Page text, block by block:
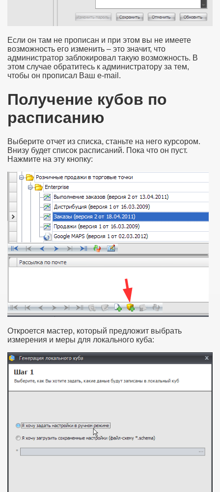
Если он там не прописан и при этом вы не имеете
возможность его изменить – это значит, что
администратор заблокировал такую возможность. В
этом случае обратитесь к администратору за тем,
чтобы он прописал Ваш e-mail.
Получение кубов по
расписанию
Выберите отчет из списка, станьте на него курсором.
Внизу будет список расписаний. Пока что он пуст.
Нажмите на эту кнопку:
Откроется мастер, который предложит выбрать
измерения и меры для локального куба: